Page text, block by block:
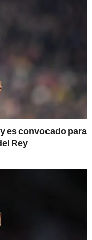
es convocado para
Rey